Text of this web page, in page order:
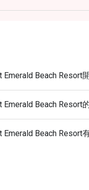
Emerald Beach Resort
Emerald Beach Resort
Emerald Beach Resort